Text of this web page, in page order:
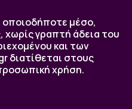
μέσο,
χωρίς γραπτή άδεια του
και των
διατίθεται στους
χρήση.